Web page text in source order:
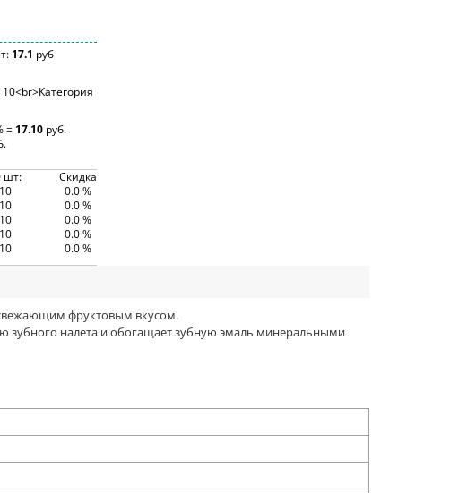
17.1 руб
= 17.10 руб.
шт:
Скидка
0.0 %
0.0 %
0.0 %
0.0 %
0.0 %
фруктовым вкусом.
зубного налета и обогащает зубную эмаль минеральными